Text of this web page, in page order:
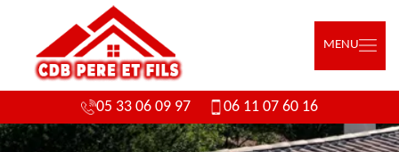
MENU
05 33 06 09 97 06 11 07 60 16